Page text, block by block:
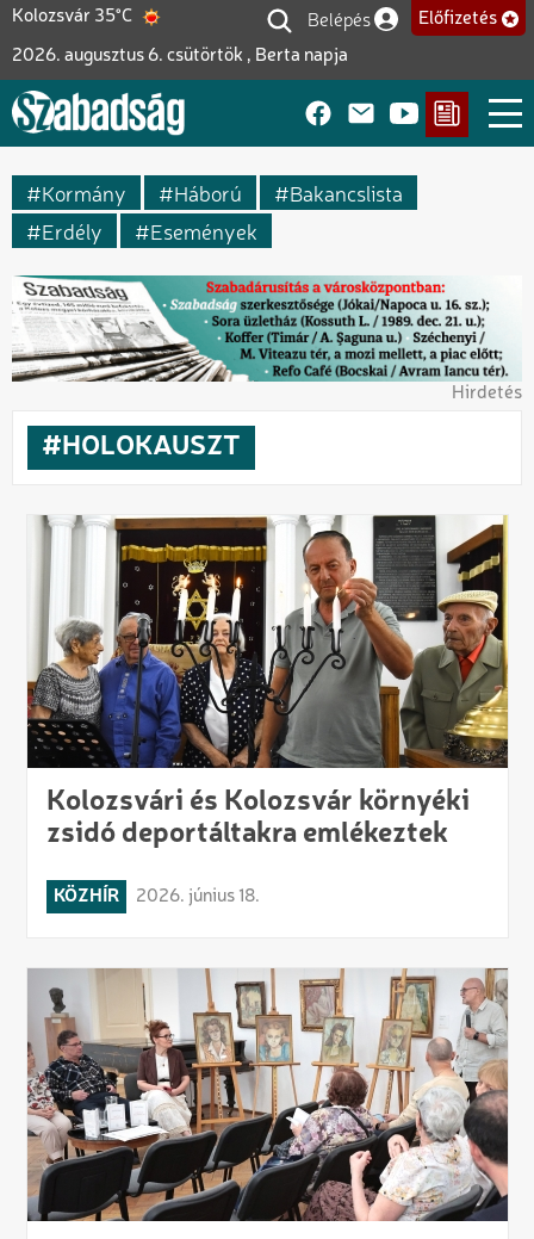
Ugrás
tartalomra
Kolozsvár 35°C
2026. augusztus 6. csütörtök , Berta napja
Felhasználói fiók
Belépés Előfizetés
Kormány Háború
Bakancslista
Erdély
Események
Hirdetés
HOLOKAUSZT
Kolozsvári és Kolozsvár környéki
zsidó deportáltakra emlékeztek
KÖZHÍR 2026. június 18.